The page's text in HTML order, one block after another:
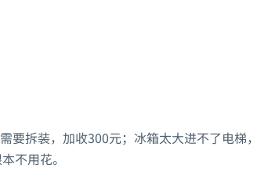
拆装，加收300元；冰箱太大进不了电梯
不用花。